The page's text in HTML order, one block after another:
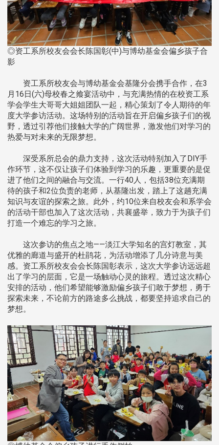
◎资工系所校友会会长陈国彰(中)与博幼基金会偏乡孩子合
影
资工系所校友会与博幼基金会基隆分会携手合作，在3
月16日(六)母校春之飨宴活动中，与充满热情的在校资工系
学会学生大哥哥大姐姐团队一起，精心策划了令人期待的年
度大学参访活动。这场特别的活动旨在开启偏乡孩子们的视
野，透过引荐他们接触大学的广阔世界，激发他们对学习的
热爱与对未来的无限梦想。
深受系所总会的鼎力支持，这次活动特别加入了DIY手
作环节，这不仅让孩子们体验到学习的乐趣，更重要的是促
进了他们之间的融合与交流。一行40人，包括38位充满期
待的孩子和2位负责的老师，从基隆出发，踏上了这趟充满
知识与友谊的探索之旅。此外，约10位来自校友会和系学会
的活动干部也加入了这次活动，共襄盛举，致力于为孩子们
打造一个难忘的学习之旅。
这次参访的焦点之地——淡江大学知名的宫灯教室，其
优雅的廊道与盛开的杜鹃花，为活动增添了几分诗意与美
感。资工系所校友会会长陈国彰表示，这次大学参访远远超
出了学习的层面，它是一场触动心灵的旅程。透过这次精心
安排的活动，他们希望能够激励偏乡孩子们敢于梦想，勇于
探索未来，不论前方的路途多么挑战，都要坚持追求自己的
梦想。